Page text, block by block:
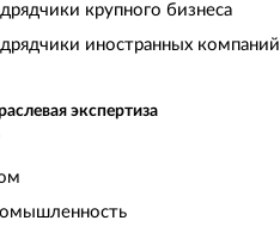
крупного бизнеса
иностранных компаний
экспертиза